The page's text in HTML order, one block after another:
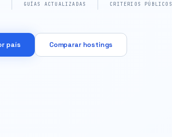
GUÍAS ACTUALIZADAS CRITERIOS PÚBLICOS
país Comparar hostings